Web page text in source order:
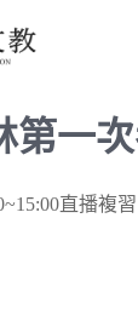
第一
直播複